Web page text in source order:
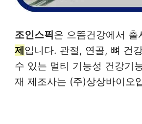
조인스픽은 으뜸건강에서 출
제입니다. 관절, 연골, 뼈 건
수 있는 멀티 기능성 건강기
재 제조사는 (주)상상바이오